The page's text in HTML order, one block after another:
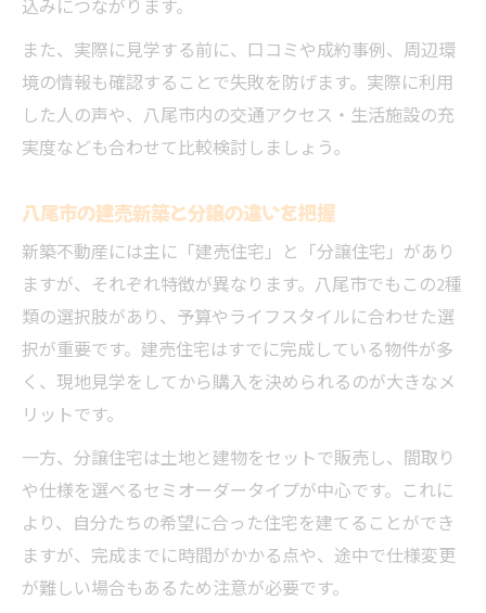
込みにつながります。
また、実際に見学する前に、口コミや成約事例、周辺環
境の情報も確認することで失敗を防げます。実際に利用
した人の声や、八尾市内の交通アクセス・生活施設の充
実度なども合わせて比較検討しましょう。
八尾市の建売新築と分譲の違いを把握
新築不動産には主に「建売住宅」と「分譲住宅」があり
ますが、それぞれ特徴が異なります。八尾市でもこの2種
類の選択肢があり、予算やライフスタイルに合わせた選
択が重要です。建売住宅はすでに完成している物件が多
く、現地見学をしてから購入を決められるのが大きなメ
リットです。
一方、分譲住宅は土地と建物をセットで販売し、間取り
や仕様を選べるセミオーダータイプが中心です。これに
より、自分たちの希望に合った住宅を建てることができ
ますが、完成までに時間がかかる点や、途中で仕様変更
が難しい場合もあるため注意が必要です。